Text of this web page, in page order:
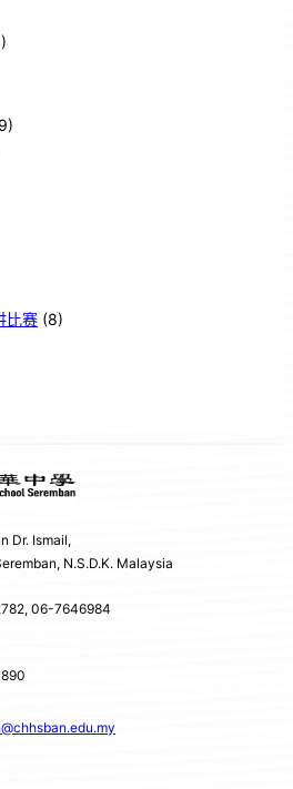
比赛 (8)
Dr. Ismail,
N.S.D.K. Malaysia
06-7646984